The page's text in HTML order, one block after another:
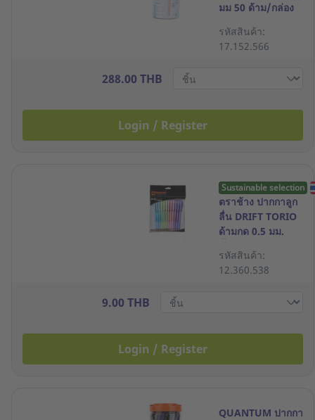
มม 50 ด้าม/กล่อง
รหัสสินค้า:
17.152.566
288.00 THB
Login / Register
Sustainable selection
ตราช้าง ปากกาลูก
ลื่น DRIFT TORIO
ด้ามกด 0.5 มม.
รหัสสินค้า:
12.360.538
9.00 THB
Login / Register
QUANTUM ปากกา